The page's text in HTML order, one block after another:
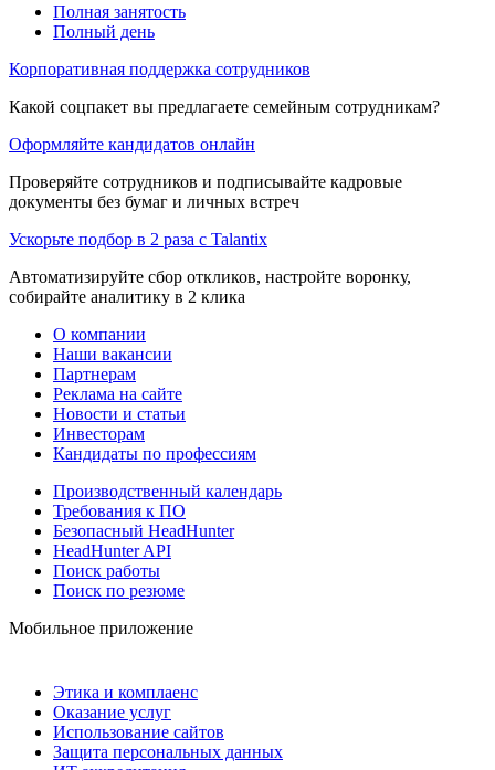
Полная занятость
Полный день
Корпоративная поддержка сотрудников
Какой соцпакет вы предлагаете семейным сотрудникам?
Оформляйте кандидатов онлайн
Проверяйте сотрудников и подписывайте кадровые
документы без бумаг и личных встреч
Ускорьте подбор в 2 раза с Talantix
Автоматизируйте сбор откликов, настройте воронку,
собирайте аналитику в 2 клика
О компании
Наши вакансии
Партнерам
Реклама на сайте
Новости и статьи
Инвесторам
Кандидаты по профессиям
Производственный календарь
Требования к ПО
Безопасный HeadHunter
HeadHunter API
Поиск работы
Поиск по резюме
Мобильное приложение
Этика и комплаенс
Оказание услуг
Использование сайтов
Защита персональных данных